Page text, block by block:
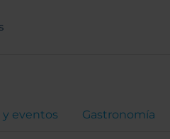
y eventos Gastronomía